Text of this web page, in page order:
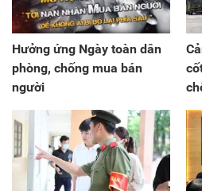
Hưởng ứng Ngày toàn dân
phòng, chống mua bán
người